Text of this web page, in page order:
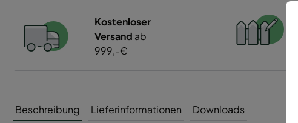
Kostenloser
Versand ab
999,-€
Beschreibung Lieferinformationen Downloads